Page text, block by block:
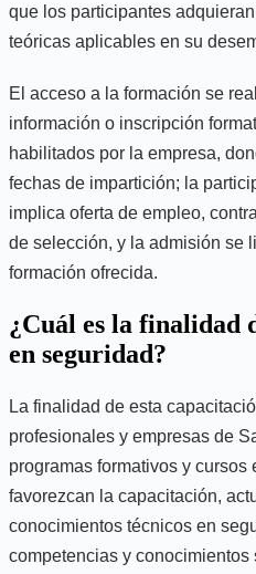
que los participantes
teóricas aplicables en su
El acceso a la formación se
información o inscripción
habilitados por la empresa,
fechas de impartición; la
implica oferta de empleo,
de selección, y la admisión se
formación ofrecida.
¿Cuál es la finalidad
en seguridad?
La finalidad de esta
profesionales y empresas de
programas formativos y
favorezcan la capacitación,
conocimientos técnicos en
competencias y conocimientos